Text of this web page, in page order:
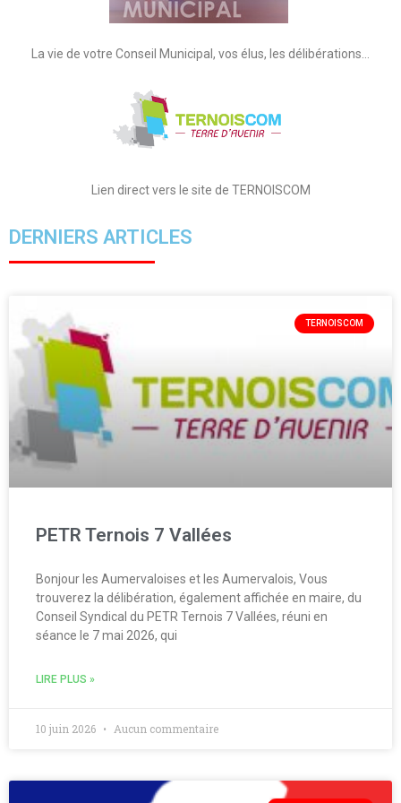
La vie de votre Conseil Municipal, vos élus, les délibérations…
Lien direct vers le site de TERNOISCOM
DERNIERS ARTICLES
TERNOISCOM
PETR Ternois 7 Vallées
Bonjour les Aumervaloises et les Aumervalois, Vous
trouverez la délibération, également affichée en maire, du
Conseil Syndical du PETR Ternois 7 Vallées, réuni en
séance le 7 mai 2026, qui
LIRE PLUS »
10 juin 2026 Aucun commentaire